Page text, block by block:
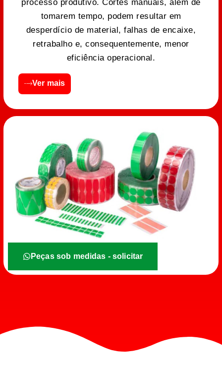
processo produtivo. Cortes manuais, além de
tomarem tempo, podem resultar em
desperdício de material, falhas de encaixe,
retrabalho e, consequentemente, menor
eficiência operacional.
Ver mais
Peças sob medidas - solicitar